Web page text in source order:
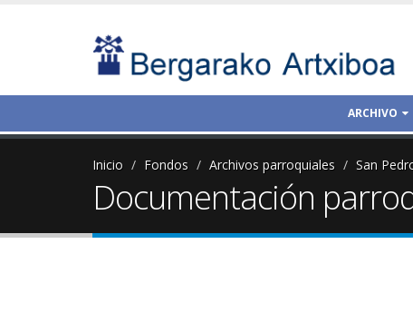
ARCHIVO
Inicio Fondos Archivos parroquiales San
Documentación